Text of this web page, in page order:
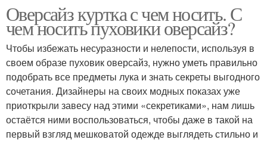
Оверсайз куртка с чем носить. С
чем носить пуховики оверсайз?
Чтобы избежать несуразности и нелепости, используя в
своем образе пуховик оверсайз, нужно уметь правильно
подобрать все предметы лука и знать секреты выгодного
сочетания. Дизайнеры на своих модных показах уже
приоткрыли завесу над этими «секретиками», нам лишь
остаётся ними воспользоваться, чтобы даже в такой на
первый взгляд мешковатой одежде выглядеть стильно и